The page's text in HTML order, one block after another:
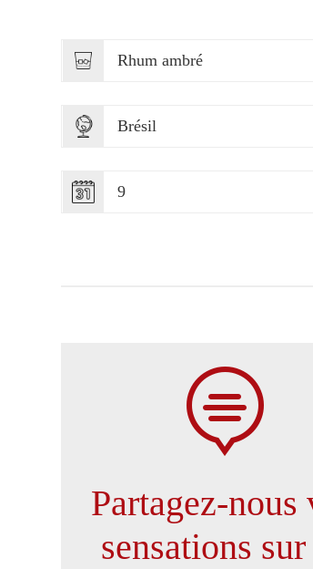
Rhum ambré
Brésil
9

Partagez-nous
sensations